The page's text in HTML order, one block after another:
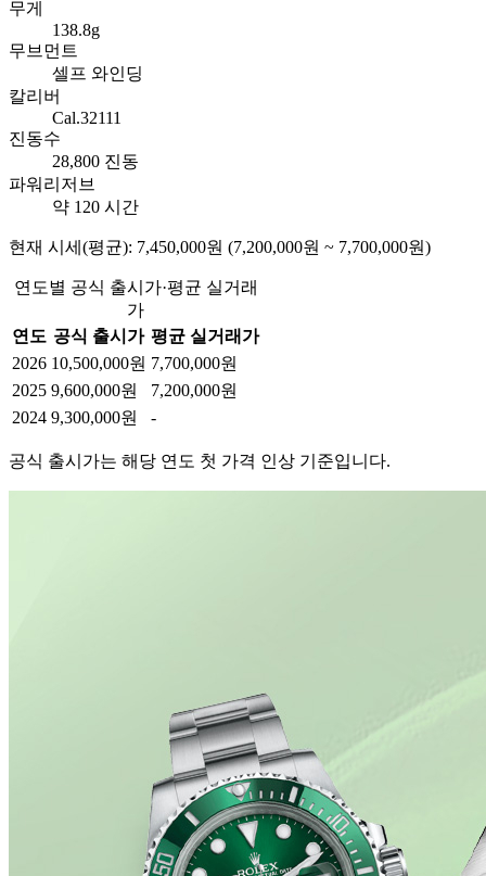
무게
138.8g
무브먼트
셀프 와인딩
칼리버
Cal.32111
진동수
28,800 진동
파워리저브
약 120 시간
현재 시세(평균): 7,450,000원 (7,200,000원 ~ 7,700,000원)
연도별 공식 출시가·평균 실거래
가
연도 공식 출시가 평균 실거래가
2026 10,500,000원 7,700,000원
2025 9,600,000원
7,200,000원
2024 9,300,000원 -
공식 출시가는 해당 연도 첫 가격 인상 기준입니다.